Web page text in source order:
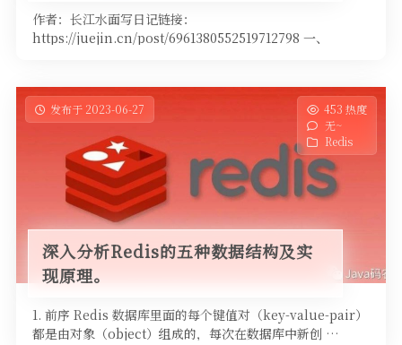
作者：长江水面写日记链接：
https://juejin.cn/post/6961380552519712798 一、
发布于 2023-06-27
453 热度
无~
Redis
深入分析Redis的五种数据结构及实
现原理。
1. 前序 Redis 数据库里面的每个键值对（key-value-pair）
都是由对象（object）组成的，每次在数据库中新创 …